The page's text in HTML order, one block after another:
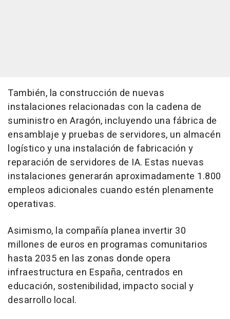
También, la construcción de nuevas
instalaciones relacionadas con la cadena de
suministro en Aragón, incluyendo una fábrica de
ensamblaje y pruebas de servidores, un almacén
logístico y una instalación de fabricación y
reparación de servidores de IA. Estas nuevas
instalaciones generarán aproximadamente 1.800
empleos adicionales cuando estén plenamente
operativas.
Asimismo, la compañía planea invertir 30
millones de euros en programas comunitarios
hasta 2035 en las zonas donde opera
infraestructura en España, centrados en
educación, sostenibilidad, impacto social y
desarrollo local.